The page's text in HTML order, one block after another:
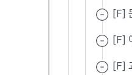
[F]
[F]
[F]